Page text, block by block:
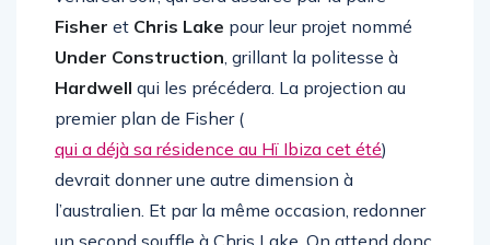
vendredi soir, qui sera assurée par la paire
Fisher etChris Lake pour leur projet nommé
Under Construction, grillant la politesse à
Hardwellqui les précédera. La projection au
premier plan de Fisher (
qui a déjà sa résidence au Hï Ibiza cet été
devrait donner une autre dimension à
l’australien. Et par la même occasion, redonner